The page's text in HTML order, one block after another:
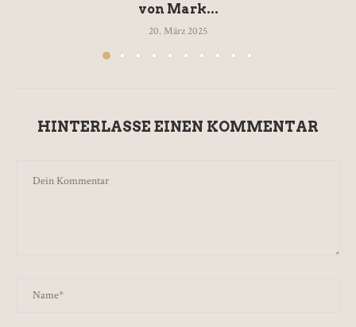
von Mark...
20. März 2025
HINTERLASSE EINEN KOMMENTAR